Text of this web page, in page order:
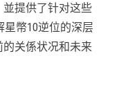
提供了针对这些
星幣10逆位的深层
关係状况和未来